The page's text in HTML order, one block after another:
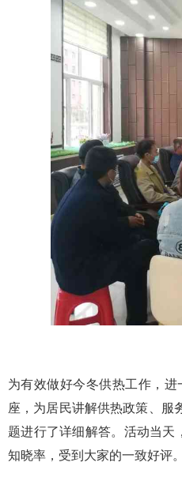
为有效做好今冬供热工作，
座，为居民讲解供热政策、服
题进行了详细解答。活动当天
知晓率，受到大家的一致好评。